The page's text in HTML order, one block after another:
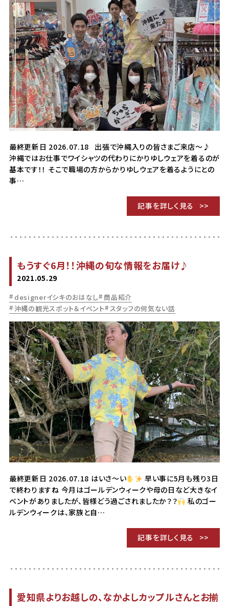
最終更新日 2026.07.18 出張で沖縄入りの皆さまご来店～♪
沖縄ではお仕事でワイシャツの代わりにかりゆしウェアを着るのが
基本です！！ そこで職場の方からかりゆしウェアを着るようにとの
事…
記事を詳しく見る
もうすぐ6月！！沖縄の旬な情報をお届け♪
2021.05.29
designerイシキのおはなし 商品紹介
沖縄の観光スポット＆イベント
スタッフの何気ない話
最終更新日 2026.07.18 はいさ～い
早い事に5月も残り3日
で終わりますね 今月はゴールデンウィークや母の日など大きなイ
ベントがありましたが、皆様どう過ごされましたか？？
私のゴー
ルデンウィークは、家族と自…
記事を詳しく見る
愛知県よりお越しの、なかよしカップルさんとお揃